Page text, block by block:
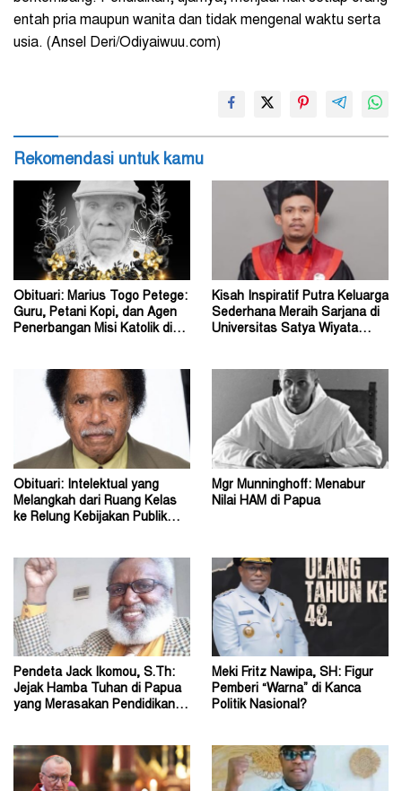
entah pria maupun wanita dan tidak mengenal waktu serta
usia. (Ansel Deri/Odiyaiwuu.com)
Rekomendasi untuk kamu
Obituari: Marius Togo Petege:
Guru, Petani Kopi, dan Agen
Penerbangan Misi Katolik di
Kisah Inspiratif Putra Keluarga
Sederhana Meraih Sarjana di
Universitas Satya Wiyata
Obituari: Intelektual yang
Melangkah dari Ruang Kelas
ke Relung Kebijakan Publik
Mgr Munninghoff: Menabur
Nilai HAM di Papua
Pendeta Jack Ikomou, S.Th:
Jejak Hamba Tuhan di Papua
yang Merasakan Pendidikan
Meki Fritz Nawipa, SH: Figur
Pemberi “Warna” di Kanca
Politik Nasional?